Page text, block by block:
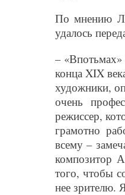
По мнению
удалось
– «Впотьмах»
конца XIX
художники,
очень
режиссер,
грамотно
всему –
композитор
того, чтобы
нее зрителю.